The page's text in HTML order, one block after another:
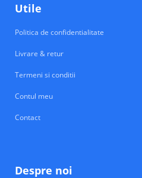
Utile
Politica de confidentialitate
Livrare & retur
Termeni si conditii
Contul meu
Contact
Despre noi